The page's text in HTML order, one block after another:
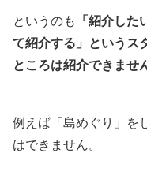
というのも
「紹介し
て紹介する」というス
ところは紹介できませ
例えば「島めぐり」を
はできません。